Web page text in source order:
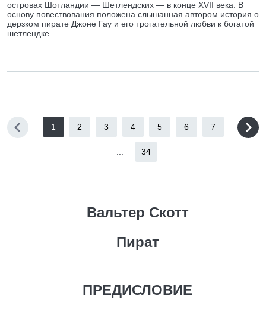
островах Шотландии — Шетлендских — в конце XVII века. В
основу повествования положена слышанная автором история о
дерзком пирате Джоне Гау и его трогательной любви к богатой
шетлендке.
1 2 3 4 5 6 7
34
Вальтер Скотт
Пират
ПРЕДИСЛОВИЕ